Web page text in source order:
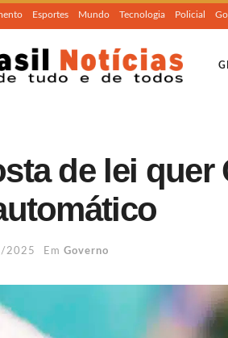
Esportes Mundo Tecnologia Policial
de lei quer
2025 Em Governo